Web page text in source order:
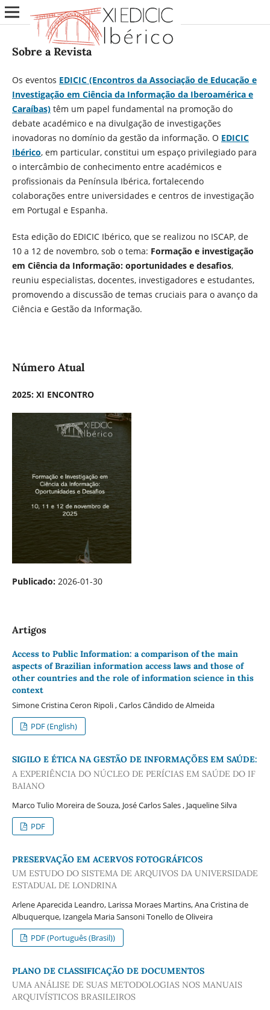
Sobre a Revista
Os eventos EDICIC (Encontros da Associação de Educação e
Investigação em Ciência da Informação da Iberoamérica e
Caraíbas)têm um papel fundamental na promoção do
debate académico e na divulgação de investigações
inovadoras no domínio da gestão da informação. O EDICIC
Ibérico, em particular, constitui um espaço privilegiado para
o intercâmbio de conhecimento entre académicos e
profissionais da Península Ibérica, fortalecendo
colaborações entre universidades e centros de investigação
em Portugal e Espanha.
Esta edição do EDICIC Ibérico, que se realizou no ISCAP, de
10 a 12 de novembro, sob o tema: Formação e investigação
em Ciência da Informação: oportunidades e desafios,
reuniu especialistas, docentes, investigadores e estudantes,
promovendo a discussão de temas cruciais para o avanço da
Ciência e Gestão da Informação.
Número Atual
2025: XI ENCONTRO
Publicado: 2026-01-30
Artigos
Access to Public Information: a comparison of the main
aspects of Brazilian information access laws and those of
other countries and the role of information science in this
context
Simone Cristina Ceron Ripoli , Carlos Cândido de Almeida
PDF (English)
SIGILO E ÉTICA NA GESTÃO DE INFORMAÇÕES EM SAÚDE:
A EXPERIÊNCIA DO NÚCLEO DE PERÍCIAS EM SAÚDE DO IF
BAIANO
Marco Tulio Moreira de Souza, José Carlos Sales , Jaqueline Silva
PDF
PRESERVAÇÃO EM ACERVOS FOTOGRÁFICOS
UM ESTUDO DO SISTEMA DE ARQUIVOS DA UNIVERSIDADE
ESTADUAL DE LONDRINA
Arlene Aparecida Leandro, Larissa Moraes Martins, Ana Cristina de
Albuquerque, Izangela Maria Sansoni Tonello de Oliveira
PDF (Português (Brasil))
PLANO DE CLASSIFICAÇÃO DE DOCUMENTOS
UMA ANÁLISE DE SUAS METODOLOGIAS NOS MANUAIS
ARQUIVÍSTICOS BRASILEIROS